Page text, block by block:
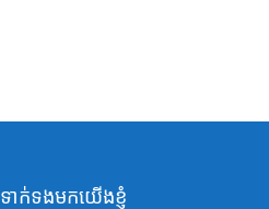
ទាក់ទងមកយើងខ្ញុំ